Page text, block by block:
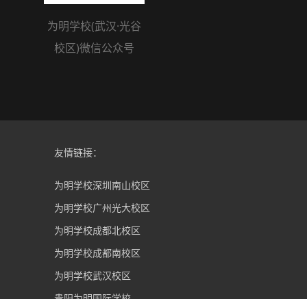
为明学校(武汉·光谷
校区)微信公众号
友情链接：
为明学校深圳南山校区
为明学校广州光大校区
为明学校成都北校区
为明学校成都南校区
为明学校武汉校区